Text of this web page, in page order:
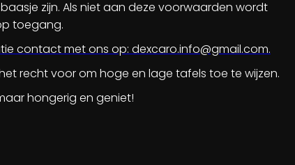
zijn. Als niet aan deze voorwaarden wordt
toegang.
contact met ons op: dexcaro.info@gmail.com.
recht voor om hoge en lage tafels toe te wijzen.
hongerig en geniet!